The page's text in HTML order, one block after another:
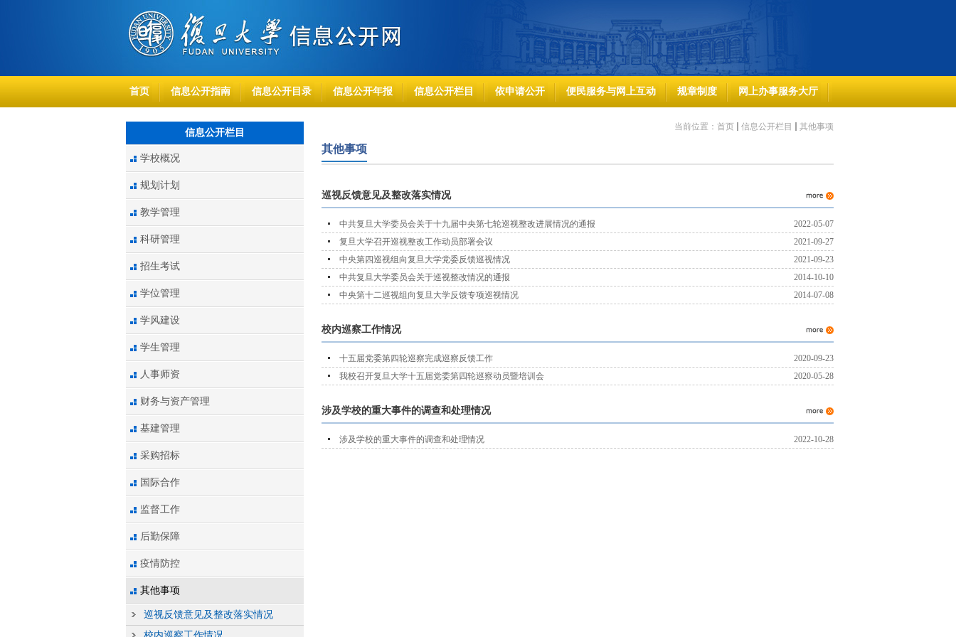
首页 信息公开指南 信息公开目录 信息公开年报 信息公开栏目 依申请公开 便民服务与网上互动 规章制度 网上办事服务大厅
信息公开栏目
学校概况
规划计划
教学管理
科研管理
招生考试
学位管理
学风建设
学生管理
人事师资
财务与资产管理
基建管理
采购招标
国际合作
监督工作
后勤保障
疫情防控
其他事项
巡视反馈意见及整改落实情况
当前位置： 首页 信息公开栏目 其他事项
其他事项
巡视反馈意见及整改落实情况
中共复旦大学委员会关于十九届中央第七轮巡视整改进展情况的通报
2022-05-07
复旦大学召开巡视整改工作动员部署会议
2021-09-27
中央第四巡视组向复旦大学党委反馈巡视情况
2021-09-23
中共复旦大学委员会关于巡视整改情况的通报
2014-10-10
中央第十二巡视组向复旦大学反馈专项巡视情况
2014-07-08
校内巡察工作情况
十五届党委第四轮巡察完成巡察反馈工作
2020-09-23
我校召开复旦大学十五届党委第四轮巡察动员暨培训会
2020-05-28
涉及学校的重大事件的调查和处理情况
涉及学校的重大事件的调查和处理情况 2022-10-28